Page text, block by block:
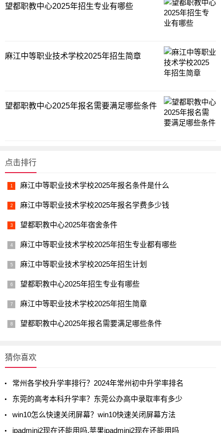
望都职教中心2025年招生专业有哪些
麻江中等职业技术学校2025年招生简章
望都职教中心2025年报名需要满足哪些条件
点击排行
麻江中等职业技术学校2025年报名条件是什么
麻江中等职业技术学校2025年报名学费多少钱
望都职教中心2025年宿舍条件
麻江中等职业技术学校2025年招生专业都有哪些
麻江中等职业技术学校2025年招生计划
望都职教中心2025年招生专业有哪些
麻江中等职业技术学校2025年招生简章
望都职教中心2025年报名需要满足哪些条件
猜你喜欢
常州各学校升学率排行？2024年常州初中升学率排名
东莞的高考本科升学率？东莞公办高中录取率有多少
win10怎么快速关闭屏幕？win10快速关闭屏幕方法
ipadmini2现在还能用吗,苹果ipadmini2现在还能用吗